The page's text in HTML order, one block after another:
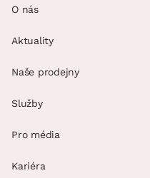
v 1 základní poloze)
výška sedu: 40,5–47,5 cm
výška područek:
hloubka sedáku: 49 cm
dodáváno v demontu
O nás
Aktuality
Naše prodejny
Služby
Pro média
Kariéra